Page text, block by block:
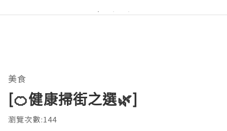
美食
[🍊健康掃街之選🌿]
瀏覽次數:144